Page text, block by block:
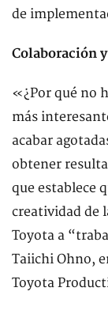
de
Colaboración
«¿Por qué no
más
acabar
obtener
que establece
creatividad de
Toyota a
Taiichi Ohno,
Toyota